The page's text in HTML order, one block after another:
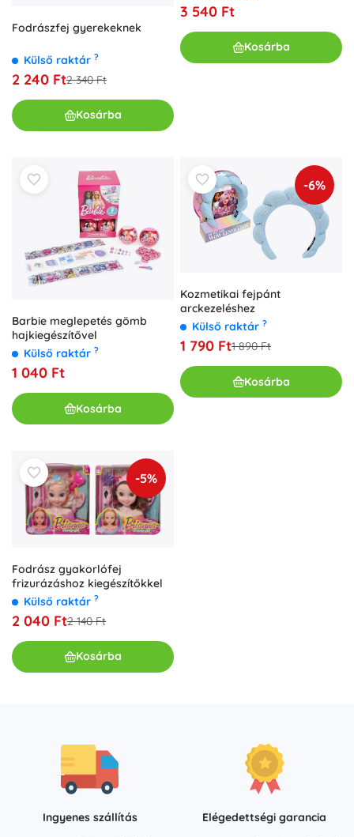
Fodrászfej gyerekeknek
Külső raktár ?
2 240 Ft2 340 Ft
Kosárba
3 540 Ft
Kosárba
Barbie meglepetés gömb
hajkiegészítővel
Külső raktár ?
1 040 Ft
Kosárba
-6%
Kozmetikai fejpánt
arckezeléshez
Külső raktár ?
1 790 Ft1 890 Ft
Kosárba
-5%
Fodrász gyakorlófej
frizurázáshoz kiegészítőkkel
Külső raktár ?
2 040 Ft2 140 Ft
Kosárba
Ingyenes szállítás
Elégedettségi garancia